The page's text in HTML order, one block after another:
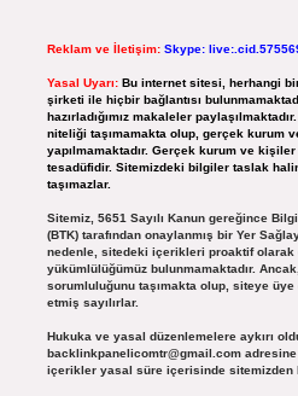
Reklam ve İletişim: Skype:
Yasal Uyarı: Bu internet sitesi, herhangi
şirketi ile hiçbir bağlantısı
hazırladığımız makaleler
niteliği taşımamakta olup, gerçek kurum
yapılmamaktadır. Gerçek kurum ve
tesadüfidir. Sitemizdeki bilgiler taslak
taşımazlar.
Sitemiz, 5651 Sayılı Kanun gereğince
(BTK) tarafından onaylanmış bir Yer
nedenle, sitedeki içerikleri proaktif olarak
yükümlülüğümüz bulunmamaktadır.
sorumluluğunu taşımakta olup, siteye
etmiş sayılırlar.
Hukuka ve yasal düzenlemelere aykırı
backlinkpanelicomtr@gmail.comadresine
içerikler yasal süre içerisinde sitemizden